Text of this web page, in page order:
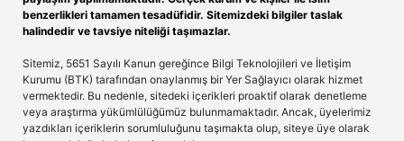
benzerlikleri tamamen tesadüfidir. Sitemizdeki bilgiler taslak
halindedir ve tavsiye niteliği taşımazlar.
Sitemiz, 5651 Sayılı Kanun gereğince Bilgi Teknolojileri ve İletişim
Kurumu (BTK) tarafından onaylanmış bir Yer Sağlayıcı olarak hizmet
vermektedir. Bu nedenle, sitedeki içerikleri proaktif olarak denetleme
veya araştırma yükümlülüğümüz bulunmamaktadır. Ancak, üyelerimiz
yazdıkları içeriklerin sorumluluğunu taşımakta olup, siteye üye olarak